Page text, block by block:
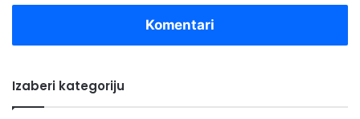
Komentari
Izaberi kategoriju